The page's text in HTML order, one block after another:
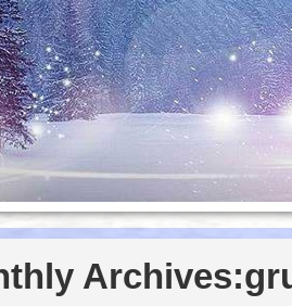
Archives: